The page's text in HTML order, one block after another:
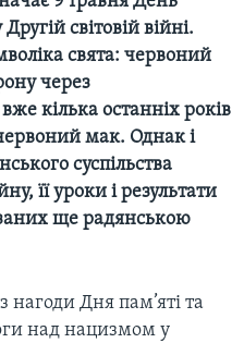
світовій війні.
свята: червоний
через
кілька останніх років
мак. Однак і
суспільства
її уроки і результати
ще радянською
нагоди Дня пам’яті та
над нацизмом у